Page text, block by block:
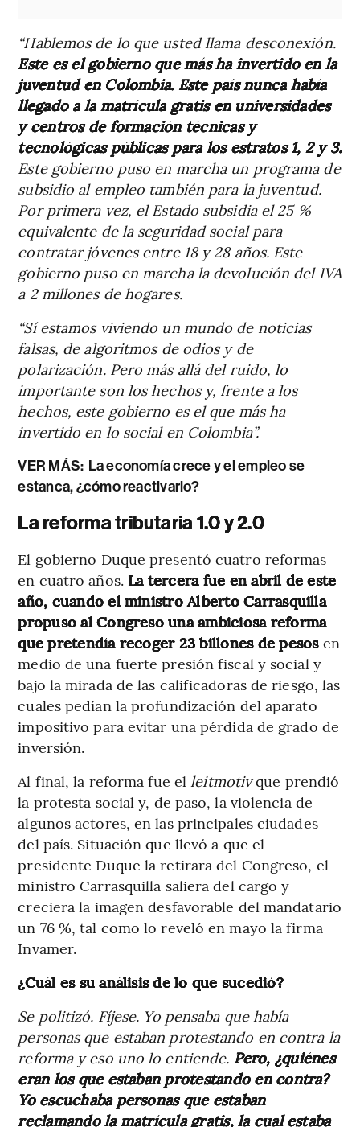
“Hablemos de lo que usted llama desconexión.
Este es el gobierno que más ha invertido en la
juventud en Colombia. Este país nunca había
llegado a la matrícula gratis en universidades
y centros de formación técnicas y
tecnológicas públicas para los estratos 1, 2 y 3.
Este gobierno puso en marcha un programa de
subsidio al empleo también para la juventud.
Por primera vez, el Estado subsidia el 25 %
equivalente de la seguridad social para
contratar jóvenes entre 18 y 28 años. Este
gobierno puso en marcha la devolución del IVA
a 2 millones de hogares.
“Sí estamos viviendo un mundo de noticias
falsas, de algoritmos de odios y de
polarización. Pero más allá del ruido, lo
importante son los hechos y, frente a los
hechos, este gobierno es el que más ha
invertido en lo social en Colombia”.
VER MÁS: La economía crece y el empleo se
estanca, ¿cómo reactivarlo?
La reforma tributaria 1.0 y 2.0
El gobierno Duque presentó cuatro reformas
en cuatro años. La tercera fue en abril de este
año, cuando el ministro Alberto Carrasquilla
propuso al Congreso una ambiciosa reforma
que pretendía recoger 23 billones de pesosen
medio de una fuerte presión fiscal y social y
bajo la mirada de las calificadoras de riesgo, las
cuales pedían la profundización del aparato
impositivo para evitar una pérdida de grado de
inversión.
Al final, la reforma fue el leitmotivque prendió
la protesta social y, de paso, la violencia de
algunos actores, en las principales ciudades
del país. Situación que llevó a que el
presidente Duque la retirara del Congreso, el
ministro Carrasquilla saliera del cargo y
creciera la imagen desfavorable del mandatario
un 76 %, tal como lo reveló en mayo la firma
Invamer.
¿Cuál es su análisis de lo que sucedió?
Se politizó. Fíjese. Yo pensaba que había
personas que estaban protestando en contra la
reforma y eso uno lo entiende. Pero, ¿quiénes
eran los que estaban protestando en contra?
Yo escuchaba personas que estaban
reclamando la matrícula gratis, la cual estaba